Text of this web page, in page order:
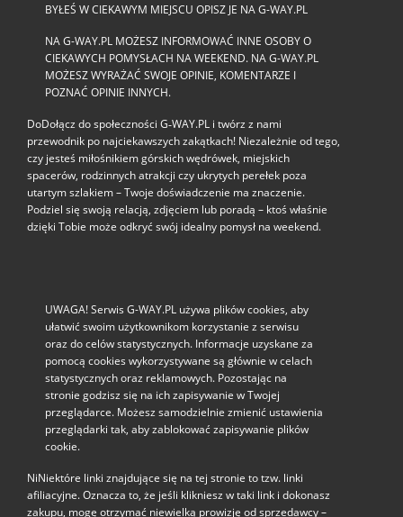
BYŁEŚ W CIEKAWYM MIEJSCU OPISZ JE NA G-WAY.PL
NA G-WAY.PL MOŻESZ INFORMOWAĆ INNE OSOBY O
CIEKAWYCH POMYSŁACH NA WEEKEND. NA G-WAY.PL
MOŻESZ WYRAŻAĆ SWOJE OPINIE, KOMENTARZE I
POZNAĆ OPINIE INNYCH.
DoDołącz do społeczności G‑WAY.PL i twórz z nami
przewodnik po najciekawszych zakątkach! Niezależnie od tego,
czy jesteś miłośnikiem górskich wędrówek, miejskich
spacerów, rodzinnych atrakcji czy ukrytych perełek poza
utartym szlakiem – Twoje doświadczenie ma znaczenie.
Podziel się swoją relacją, zdjęciem lub poradą – ktoś właśnie
dzięki Tobie może odkryć swój idealny pomysł na weekend.
UWAGA! Serwis G-WAY.PL używa plików cookies, aby
ułatwić swoim użytkownikom korzystanie z serwisu
oraz do celów statystycznych. Informacje uzyskane za
pomocą cookies wykorzystywane są głównie w celach
statystycznych oraz reklamowych. Pozostając na
stronie godzisz się na ich zapisywanie w Twojej
przeglądarce. Możesz samodzielnie zmienić ustawienia
przeglądarki tak, aby zablokować zapisywanie plików
cookie.
NiNiektóre linki znajdujące się na tej stronie to tzw. linki
afiliacyjne. Oznacza to, że jeśli klikniesz w taki link i dokonasz
zakupu, mogę otrzymać niewielką prowizję od sprzedawcy –